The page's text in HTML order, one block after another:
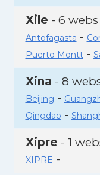
Xile - 6 webs
Antofagasta -
Puerto Montt-
Xina - 8
Beijing -
Qingdao -
Xipre - 1
XIPRE -